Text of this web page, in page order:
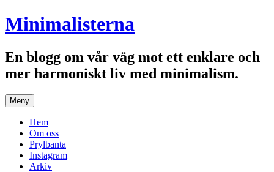
Hoppa
till
Minimalisterna
En blogg om vår väg mot ett enklare och
mer harmoniskt liv med minimalism.
Meny
Hem
Om oss
Prylbanta
Instagram
Arkiv